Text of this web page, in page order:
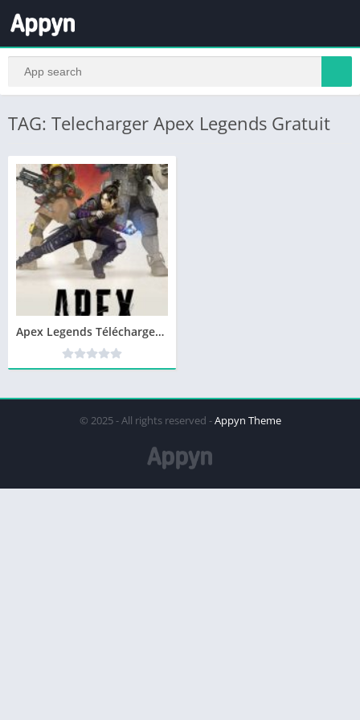
TAG: Telecharger Apex Legends Gratuit
Apex Legends Télécharger PC – Version Complète
© 2025 - All rights reserved -Appyn Theme